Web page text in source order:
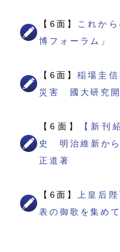
【6面】
これか
博フォーラム」
【6面】稲場圭
災害 國大研究開
【6面】
【新刊
史 明治維新か
正道著
【6面】
上皇后
表の御歌を集めて